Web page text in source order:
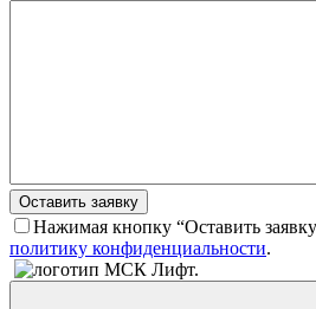
Оставить заявку
Нажимая кнопку “Оставить
политику конфиденциальности.